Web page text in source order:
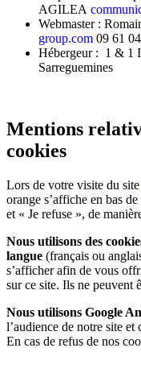
Français
English
AGILEA
Webmaster :
group.com 09 61
Hébergeur : 1 & 1
Sarreguemines
Mentions
cookies
Lors de votre visite du site
orange s’affiche en bas
et « Je refuse », de
Nous utilisons des
langue (français ou
s’afficher afin de vous
sur ce site. Ils ne peuvent
Nous utilisons Google
l’audience de notre site et
En cas de refus de nos